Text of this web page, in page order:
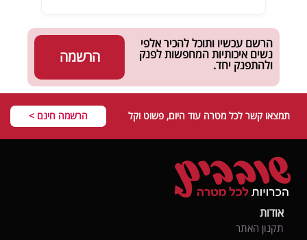
הרשמה
הרשם עכשיו ותוכל להכיר אלפי
נשים איכותיות המחפשות לפנק
ולהתפנק יחד.
תמצאו קשר לכל מטרה עוד היום, פשוט וקל הרשמה חינם >
אודות
תקנון האתר